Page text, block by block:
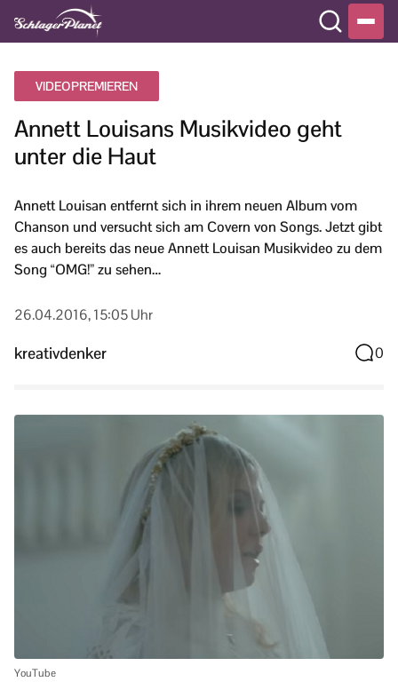
VIDEOPREMIEREN
Annett Louisans Musikvideo geht
unter die Haut
Annett Louisan entfernt sich in ihrem neuen Album vom
Chanson und versucht sich am Covern von Songs. Jetzt gibt
es auch bereits das neue Annett Louisan Musikvideo zu dem
Song “OMG!” zu sehen…
26.04.2016, 15:05 Uhr
kreativdenker 0
YouTube